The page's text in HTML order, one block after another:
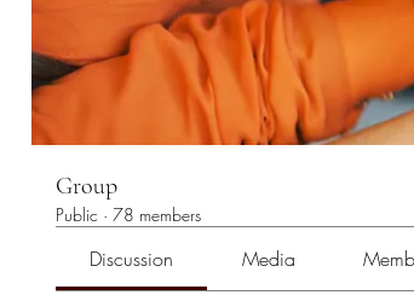
Group
Public · 78 members
Discussion Media